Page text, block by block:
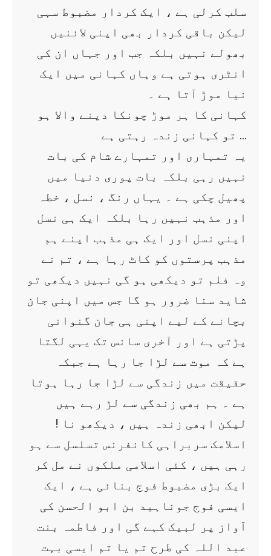
سلب کرلی ہے ، ایک کردار مضبوط سہی
لیکن باقی کردار بھی اپنی لائنیں
بھولے نہیں بلکہ جب اور جہاں ان کی
انٹری ہوتی ہے وہاں کہانی میں ایک
نیا موڑ آتا ہے ۔
کہانی کا ہر موڑ چونکا دینے والا ہو
تو کہانی زندہ رہتی ہے …
یہ تمہاری اور تمہارے شام کی بات
نہیں رہی بلکہ بات پوری دنیا میں
پھیل چکی ہے ۔ یہاں رنگ ، نسل ، خطہ
اور مذہب نہیں رہا بلکہ ایک ہی نسل
اپنی نسل اور ایک ہی مذہب اپنے ہم
مذہب پرستوں کو کاٹ رہا ہے ، تم نے
وہ فلم تو دیکھی ہو گی نہیں دیکھی تو
شاید سنا ضرور ہو گا جس میں اپنی جان
بچانے کے لیے اپنی ہی جان گنوانی
پڑتی ہے اور آخری سانس تک یہی لگتا
ہے کہ موت سے لڑا جا رہا ہے جبکہ
حقیقت میں زندگی سے لڑا جا رہا ہوتا
ہے ۔ ہم بھی زندگی سے لڑ رہے ہیں
لیکن ابھی زندہ ہیں ، دیکھو نا !
اسلامک سربراہی کانفرنس تسلسل سے ہو
رہی ہیں ، کئی اسلامی ملکوں نے مل کر
ایک بڑی مضبوط فوج بنائی ہے ، ایک
ایسی فوج جوناہید بن ابو الحسن کی
آواز پر لبیک کہے گی اور فاطمہ بنت
عبد اللہ کی طرح تم یا تم ایسی بہت